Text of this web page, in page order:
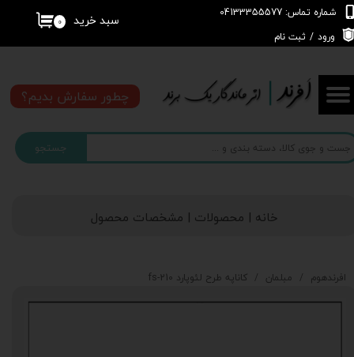
جستجو
شماره تماس: 04133355577
۰ سبد خرید
ورود / ثبت نام
حساب کاربری من
تغییر گذر واژه
سفارشات
خروج از حساب کاربری
چطور سفارش بدیم؟
خانه | محصولات | مشخصات محصول
افرندهوم مبلمان کاناپه طرح لئوپارد fs-210